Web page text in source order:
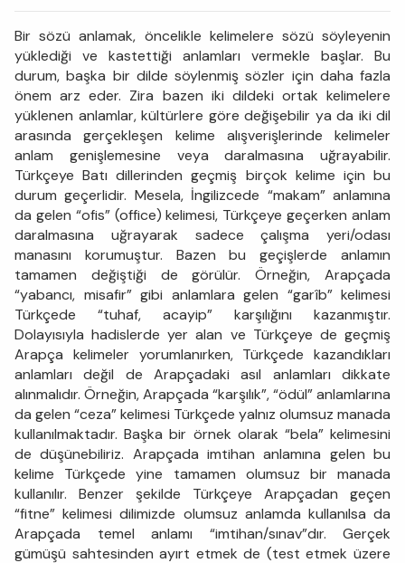
Bir sözü anlamak, öncelikle kelimelere sözü söyleyenin
yüklediği ve kastettiği anlamları vermekle başlar. Bu
durum, başka bir dilde söylenmiş sözler için daha fazla
önem arz eder. Zira bazen iki dildeki ortak kelimelere
yüklenen anlamlar, kültürlere göre değişebilir ya da iki dil
arasında gerçekleşen kelime alışverişlerinde kelimeler
anlam genişlemesine veya daralmasına uğrayabilir.
Türkçeye Batı dillerinden geçmiş birçok kelime için bu
durum geçerlidir. Mesela, İngilizcede “makam” anlamına
da gelen “ofis” (office) kelimesi, Türkçeye geçerken anlam
daralmasına uğrayarak sadece çalışma yeri/odası
manasını korumuştur. Bazen bu geçişlerde anlamın
tamamen değiştiği de görülür. Örneğin, Arapçada
“yabancı, misafir” gibi anlamlara gelen “garîb” kelimesi
Türkçede “tuhaf, acayip” karşılığını kazanmıştır.
Dolayısıyla hadislerde yer alan ve Türkçeye de geçmiş
Arapça kelimeler yorumlanırken, Türkçede kazandıkları
anlamları değil de Arapçadaki asıl anlamları dikkate
alınmalıdır. Örneğin, Arapçada “karşılık”, “ödül” anlamlarına
da gelen “ceza” kelimesi Türkçede yalnız olumsuz manada
kullanılmaktadır. Başka bir örnek olarak “bela” kelimesini
de düşünebiliriz. Arapçada imtihan anlamına gelen bu
kelime Türkçede yine tamamen olumsuz bir manada
kullanılır. Benzer şekilde Türkçeye Arapçadan geçen
“fitne” kelimesi dilimizde olumsuz anlamda kullanılsa da
Arapçada temel anlamı “imtihan/sınav”dır. Gerçek
gümüşü sahtesinden ayırt etmek de (test etmek üzere